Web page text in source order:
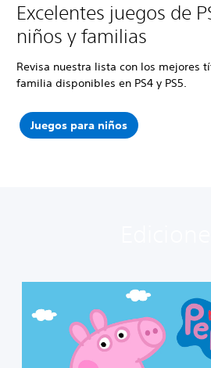
Excelentes juegos de
niños y familias
Revisa nuestra lista con los mejores
familia disponibles en PS4 y PS5.
Juegos para niños